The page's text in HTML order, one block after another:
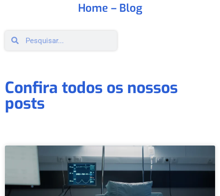
Home – Blog
Confira todos os nossos
posts